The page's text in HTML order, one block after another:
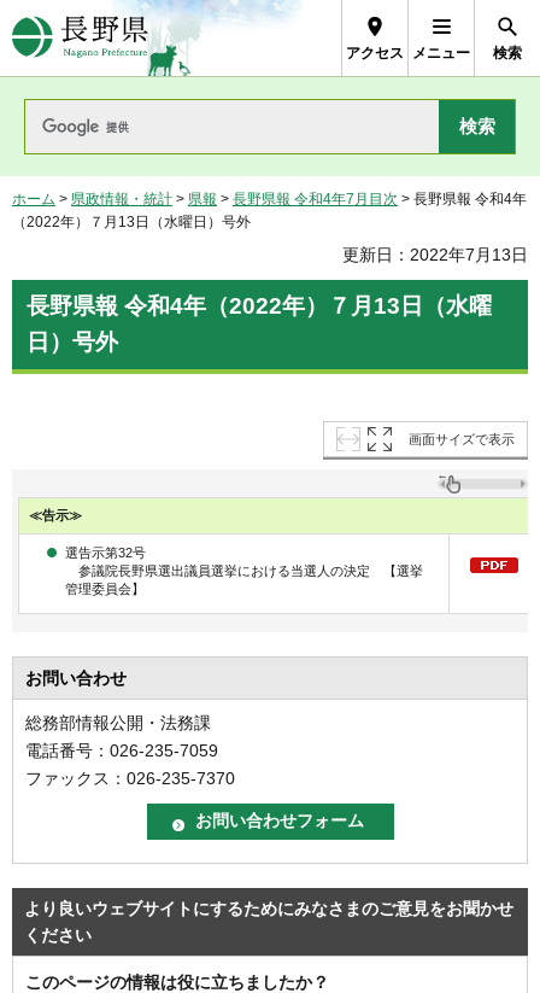
長野県Nagano Prefecture
アクセス メニュー 検索
ホーム > 県政情報・統計 > 県報 > 長野県報 令和4年7月目次 > 長野県報 令和4年
（2022年）７月13日（水曜日）号外
更新日：2022年7月13日
長野県報 令和4年（2022年）７月13日（水曜
日）号外
画面サイズで表示
≪告示≫
選告示第32号
参議院長野県選出議員選挙における当選人の決定 【選挙
管理委員会】
お問い合わせ
総務部情報公開・法務課
電話番号：026-235-7059
ファックス：026-235-7370
より良いウェブサイトにするためにみなさまのご意見をお聞かせ
ください
このページの情報は役に立ちましたか？